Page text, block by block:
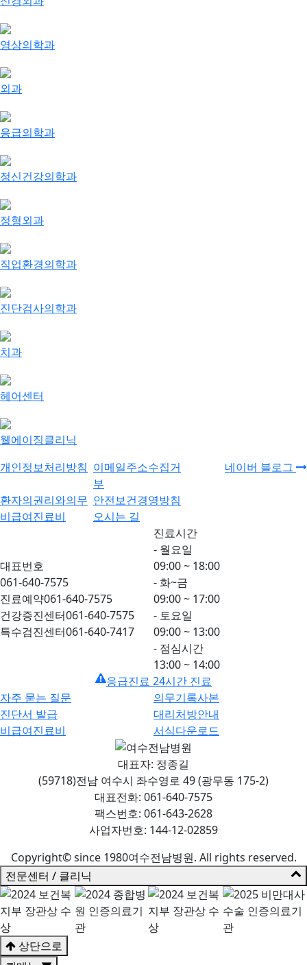
영상의학과
외과
응급의학과
정신건강의학과
정형외과
직업환경의학과
진단검사의학과
치과
헤어센터
웰에이징클리닉
개인정보처리방침 이메일주소수집거
부
환자의권리와의무 안전보건경영방침
비급여진료비
오시는 길
네이버 블로그
대표번호
061-640-7575
진료예약061-640-7575
건강증진센터061-640-7575
특수검진센터061-640-7417
진료시간
- 월요일
09:00 ~ 18:00
- 화~금
09:00 ~ 17:00
- 토요일
09:00 ~ 13:00
- 점심시간
13:00 ~ 14:00
응급진료 24시간 진료
자주 묻는 질문
의무기록사본
진단서 발급
대리처방안내
비급여진료비
서식다운로드
대표자: 정종길
(59718)전남 여수시 좌수영로 49 (광무동 175-2)
대표전화: 061-640-7575
팩스번호: 061-643-2628
사업자번호: 144-12-02859
Copyright© since 1980여수전남병원. All rights reserved.
전문센터 / 클리닉
상단으로